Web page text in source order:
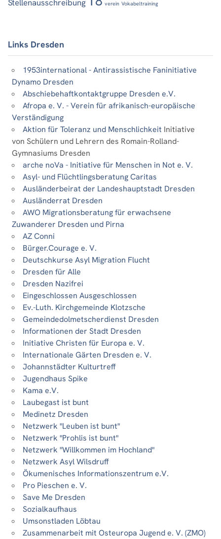
Stellenausschreibung verein Vokabeltraining
Links Dresden
1953international - Antirassistische Faninitiative
Dynamo Dresden
Abschiebehaftkontaktgruppe Dresden e.V.
Afropa e. V. - Verein für afrikanisch-europäische
Verständigung
Aktion für Toleranz und Menschlichkeit Initiative
von Schülern und Lehrern des Romain-Rolland-
Gymnasiums Dresden
arche noVa - Initiative für Menschen in Not e. V.
Asyl- und Flüchtlingsberatung Caritas
Ausländerbeirat der Landeshauptstadt Dresden
Ausländerrat Dresden
AWO Migrationsberatung für erwachsene
Zuwanderer Dresden und Pirna
AZ Conni
Bürger.Courage e. V.
Deutschkurse Asyl Migration Flucht
Dresden für Alle
Dresden Nazifrei
Eingeschlossen Ausgeschlossen
Ev.-Luth. Kirchgemeinde Klotzsche
Gemeindedolmetscherdienst Dresden
Informationen der Stadt Dresden
Initiative Christen für Europa e. V.
Internationale Gärten Dresden e. V.
Johannstädter Kulturtreff
Jugendhaus Spike
Kama e.V.
Laubegast ist bunt
Medinetz Dresden
Netzwerk "Leuben ist bunt"
Netzwerk "Prohlis ist bunt"
Netzwerk "Willkommen im Hochland"
Netzwerk Asyl Wilsdruff
Ökumenisches Informationszentrum e.V.
Pro Pieschen e. V.
Save Me Dresden
Sozialkaufhaus
Umsonstladen Löbtau
Zusammenarbeit mit Osteuropa Jugend e. V. (ZMO)